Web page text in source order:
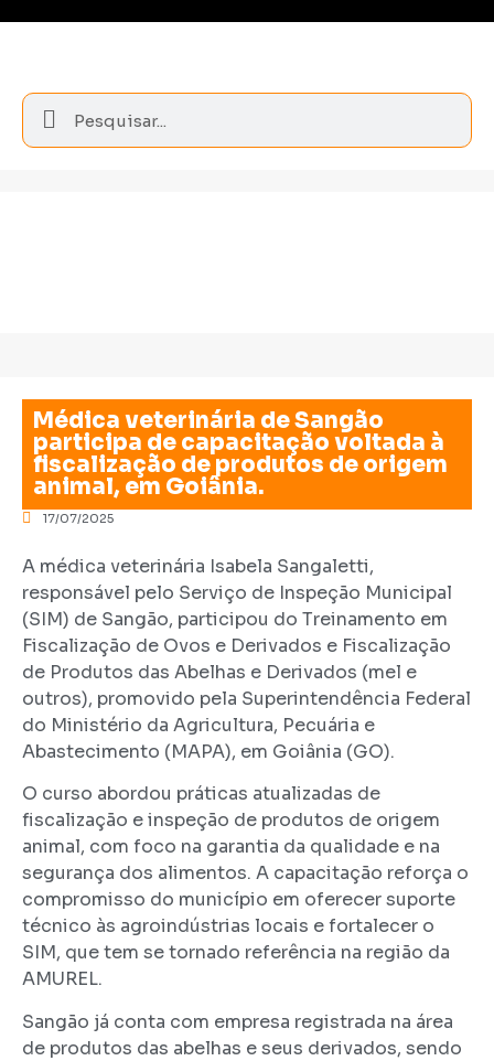
Médica veterinária de Sangão
participa de capacitação voltada à
fiscalização de produtos de origem
animal, em Goiânia.
17/07/2025
A médica veterinária Isabela Sangaletti,
responsável pelo Serviço de Inspeção Municipal
(SIM) de Sangão, participou do Treinamento em
Fiscalização de Ovos e Derivados e Fiscalização
de Produtos das Abelhas e Derivados (mel e
outros), promovido pela Superintendência Federal
do Ministério da Agricultura, Pecuária e
Abastecimento (MAPA), em Goiânia (GO).
O curso abordou práticas atualizadas de
fiscalização e inspeção de produtos de origem
animal, com foco na garantia da qualidade e na
segurança dos alimentos. A capacitação reforça o
compromisso do município em oferecer suporte
técnico às agroindústrias locais e fortalecer o
SIM, que tem se tornado referência na região da
AMUREL.
Sangão já conta com empresa registrada na área
de produtos das abelhas e seus derivados, sendo